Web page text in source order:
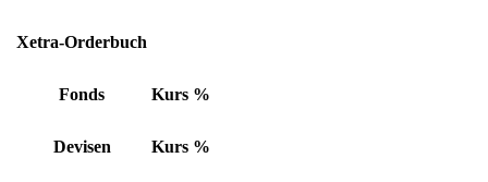
Xetra-Orderbuch
Fonds Kurs %
Devisen Kurs %